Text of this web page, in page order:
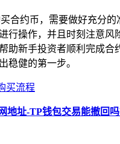
合约币，需要做好充分的
行操作，并且时刻注意风
助新手投资者顺利完成合
稳健的第一步。
买流程
地址-TP钱包交易能撤回